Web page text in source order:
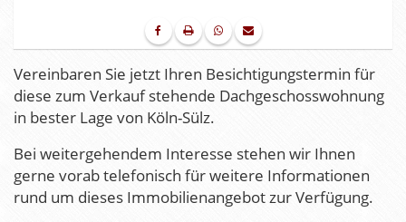
Vereinbaren Sie jetzt Ihren Besichtigungstermin für
diese zum Verkauf stehende Dachgeschosswohnung
in bester Lage von Köln-Sülz.
Bei weitergehendem Interesse stehen wir Ihnen
gerne vorab telefonisch für weitere Informationen
rund um dieses Immobilienangebot zur Verfügung.